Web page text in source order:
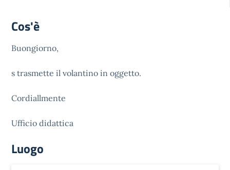
Cos'è
Buongiorno,
s trasmette il volantino in oggetto.
Cordiallmente
Ufficio didattica
Luogo